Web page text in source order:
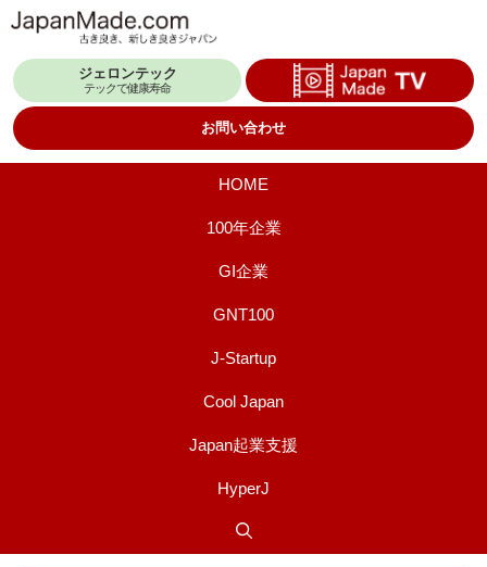
テ
ジェロンテック
テックで健康寿命
お問い合わせ
HOME
100年企業
GI企業
GNT100
J-Startup
Cool Japan
Japan起業支援
HyperJ